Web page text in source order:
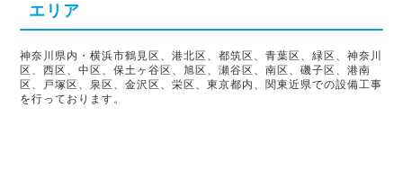
エリア
神奈川県内・横浜市鶴見区、港北区、都筑区、青葉区、緑区、神奈川
区、西区、中区、保土ヶ谷区、旭区、瀬谷区、南区、磯子区、港南
区、戸塚区、泉区、金沢区、栄区、東京都内、関東近県での設備工事
を行っております。